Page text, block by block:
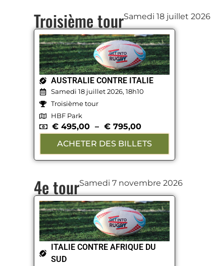
Troisième tourSamedi 18 juillet 2026
AUSTRALIE CONTRE ITALIE
Samedi 18 juillet 2026, 18h10
Troisième tour
HBF Park
€ 495,00 – € 795,00
ACHETER DES BILLETS
4e tourSamedi 7 novembre 2026
ITALIE CONTRE AFRIQUE DU
SUD